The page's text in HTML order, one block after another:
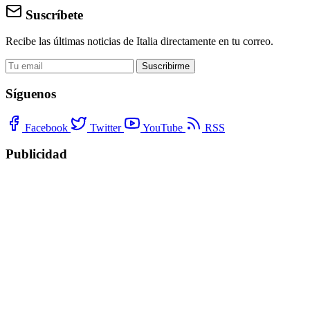
Suscríbete
Recibe las últimas noticias de Italia directamente en tu correo.
Suscribirme
Síguenos
Facebook Twitter YouTube RSS
Publicidad